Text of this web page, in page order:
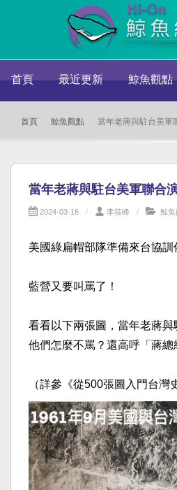
首頁 最近更新 鯨魚觀點
首頁 鯨魚觀點 當年老蔣與駐台美軍
當年老蔣與駐台美軍聯合
2024-03-16 李筱峰 鯨魚
美國綠扁帽部隊準備來台協訓
藍營又要叫罵了！
看看以下兩張圖，當年老蔣與
他們怎麼不罵？還高呼「蔣總
（詳參《從500張圖入門台灣